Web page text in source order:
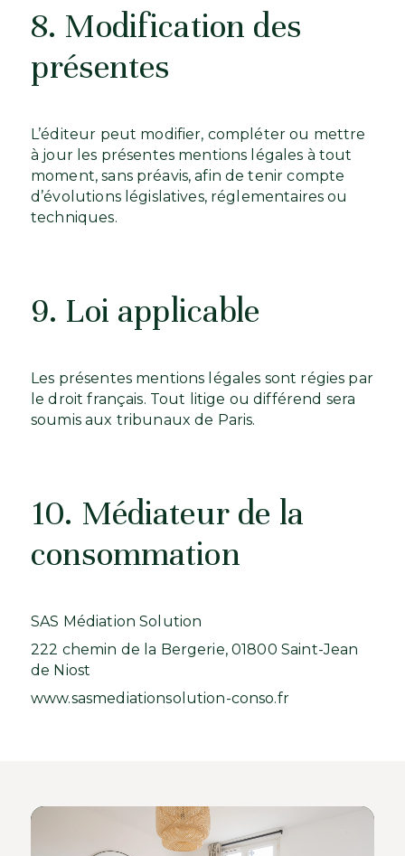
8. Modification des
présentes
L’éditeur peut modifier, compléter ou mettre
à jour les présentes mentions légales à tout
moment, sans préavis, afin de tenir compte
d’évolutions législatives, réglementaires ou
techniques.
9. Loi applicable
Les présentes mentions légales sont régies par
le droit français. Tout litige ou différend sera
soumis aux tribunaux de Paris.
10. Médiateur de la
consommation
SAS Médiation Solution
222 chemin de la Bergerie, 01800 Saint-Jean
de Niost
www.sasmediationsolution-conso.fr